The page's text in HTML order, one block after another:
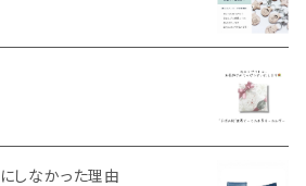
しなかった理由